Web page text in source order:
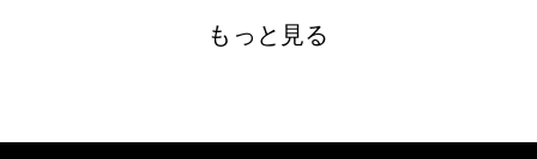
もっと見る